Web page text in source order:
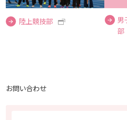
お知らせ
自然災害時等の図書館の閉
陸上競技部
男
部
お問い合わせ